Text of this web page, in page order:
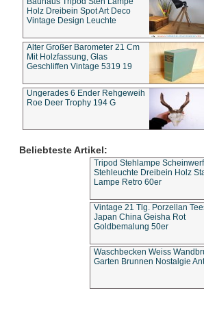
Holz Dreibein Spot Art Deco
Vintage Design Leuchte
Alter Großer Barometer 21 Cm
Mit Holzfassung, Glas
Geschliffen Vintage 5319 19
Ungerades 6 Ender Rehgeweih
Roe Deer Trophy 194 G
Beliebteste Artikel:
Tripod Stehlampe
Stehleuchte Dreibein Holz
Lampe Retro 60er
Vintage 21 Tlg. Porzellan
Japan China Geisha Rot
Goldbemalung 50er
Waschbecken Weiss
Garten Brunnen Nostalgie